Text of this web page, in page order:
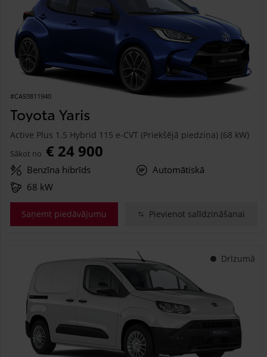
#CA93811940
Toyota Yaris
Active Plus 1.5 Hybrid 115 e-CVT (Priekšējā piedziņa) (68 kW)
Sākot no € 24 900
Benzīna hibrīds
Automātiskā
68 kW
Saņemt piedāvājumu Pievienot salīdzināšanai
Drīzumā